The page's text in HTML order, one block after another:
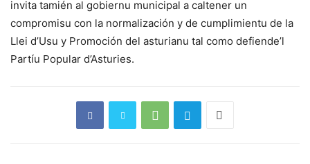
invita tamién al gobiernu municipal a caltener un
compromisu con la normalización y de cumplimientu de la
Llei d’Usu y Promoción del asturianu tal como defiende’l
Partíu Popular d’Asturies.